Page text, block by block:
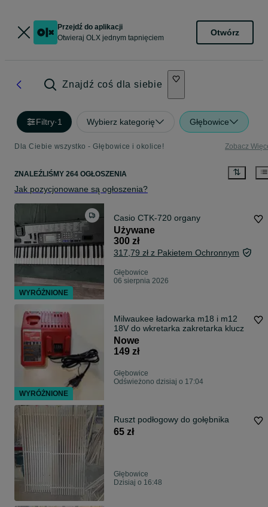
Przejdź do aplikacji
Otwieraj OLX jednym tapnięciem
Otwórz
Znajdź coś dla siebie
Filtry·1 Wybierz kategorię Głębowice
Dla Ciebie wszystko - Głębowice i okolice! Zobacz
ZNALEŹLIŚMY 264 OGŁOSZENIA
Jak pozycjonowane są ogłoszenia?
Casio CTK-720 organy
Używane
300 zł
317,79 zł z Pakietem Ochronnym
Głębowice
06 sierpnia 2026
Milwaukee ładowarka m18 i m12
18V do wkretarka zakretarka klucz
Nowe
149 zł
Głębowice
Odświeżono dzisiaj o 17:04
Ruszt podłogowy do gołębnika
65 zł
Głębowice
Dzisiaj o 16:48
WYRÓŻNIONE
WYRÓŻNIONE